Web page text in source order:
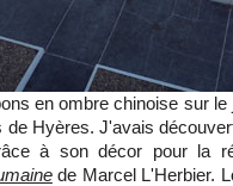
en ombre chinoise sur
de Hyères. J'avais
à son décor pour la
de Marcel L'Herbier.